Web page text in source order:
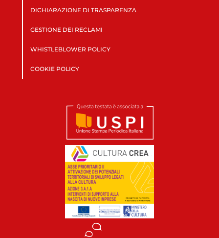
DICHIARAZIONE DI TRASPARENZA
GESTIONE DEI RECLAMI
WHISTLEBLOWER POLICY
COOKIE POLICY